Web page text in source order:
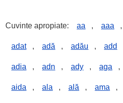
Cuvinte apropiate: aa , aaa ,
adat , adă , adău , add
adia , adn , ady , aga ,
aida , ala , ală , ama ,